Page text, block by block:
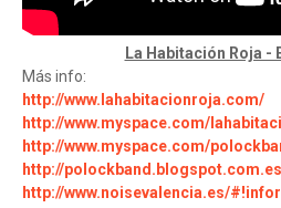
La Habitación Roja -
Más info:
http://www.lahabitacionroja.com/
http://www.myspace.com/
http://www.myspace.com/
http://
http://www.noisevalencia.es/